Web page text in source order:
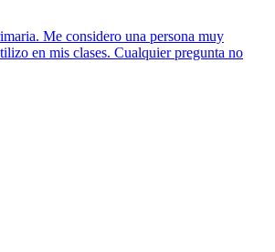
Me considero una persona muy
en mis clases. Cualquier pregunta no